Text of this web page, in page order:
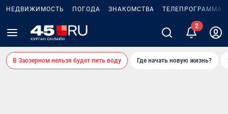
НЕДВИЖИМОСТЬ ПОГОДА ЗНАКОМСТВА ТЕЛЕПРОГРАММА
В Заозерном нельзя будет пить воду Где начать новую жизнь?